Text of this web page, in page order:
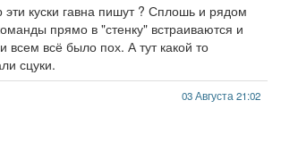
эти куски гавна пишут ? Сплошь и рядом
прямо в "стенку" встраиваются и
всем всё было пох. А тут какой то
сцуки.
03 Августа 21:02